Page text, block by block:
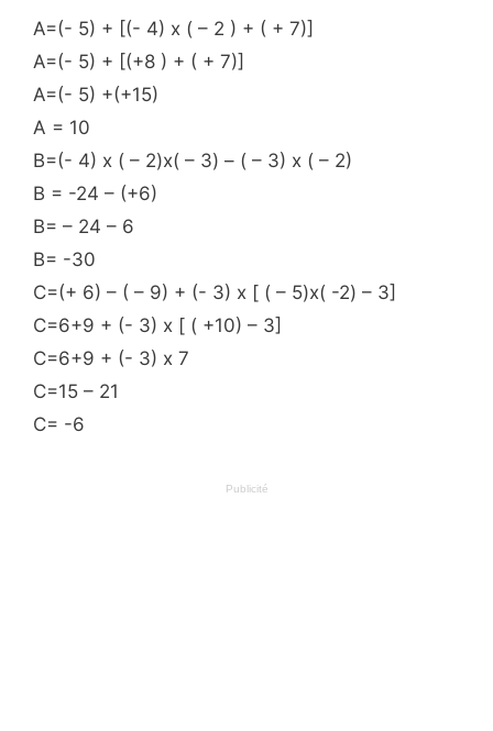
A=(- 5) + [(- 4) x ( – 2 ) + ( + 7)]
A=(- 5) + [(+8 ) + ( + 7)]
A=(- 5) +(+15)
A = 10
B=(- 4) x ( – 2)x( – 3) – ( – 3) x ( – 2)
B = -24 – (+6)
B= – 24 – 6
B= -30
C=(+ 6) – ( – 9) + (- 3) x [ ( – 5)x( -2) – 3]
C=6+9 + (- 3) x [ ( +10) – 3]
C=6+9 + (- 3) x 7
C=15 – 21
C= -6
Publicité